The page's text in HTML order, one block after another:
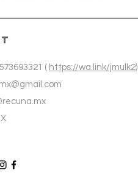
( https://wa.link/jmulk2)